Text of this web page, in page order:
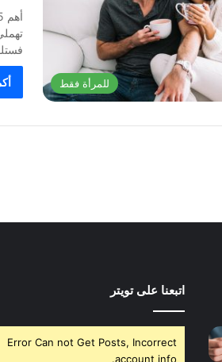
للمرأة فقط
اتبعنا على تويتر
Error Can not Get Posts, Incorrect
account info.